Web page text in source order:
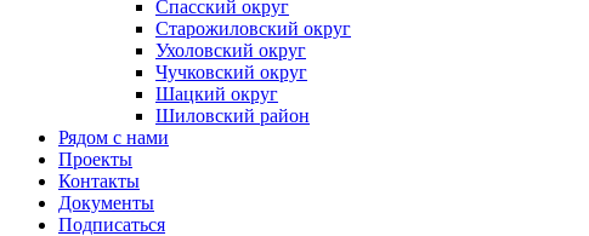
Спасский округ
Старожиловский округ
Ухоловский округ
Чучковский округ
Шацкий округ
Шиловский район
Рядом с нами
Проекты
Контакты
Документы
Подписаться